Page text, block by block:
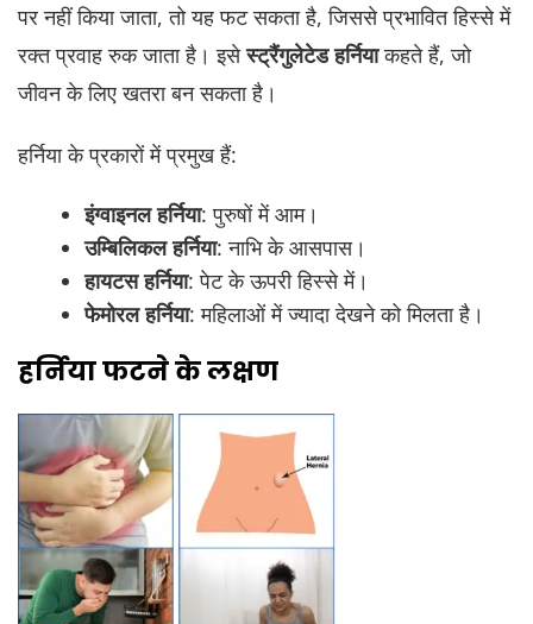
पर नहीं किया जाता, तो यह फट सकता है, जिससे प्रभावित हिस्से में
रक्त प्रवाह रुक जाता है। इसेस्ट्रैंगुलेटेड हर्नियाकहते हैं, जो
जीवन के लिए खतरा बन सकता है।
हर्निया के प्रकारों में प्रमुख हैं:
इंग्वाइनल हर्निया: पुरुषों में आम।
उम्बिलिकल हर्निया: नाभि के आसपास।
हायटस हर्निया: पेट के ऊपरी हिस्से में।
फेमोरल हर्निया: महिलाओं में ज्यादा देखने को मिलता है।
हर्निया फटने के लक्षण